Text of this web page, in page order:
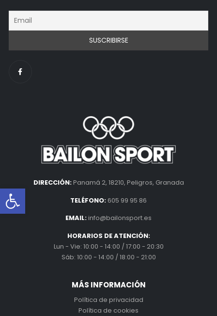
Abrir barra de herramientas
DIRECCIÓN:Panamá 2, 18210, Peligros, Granada
TELÉFONO: 605 99 95 86
EMAIL:info@bailonsport.es
HORARIOS DE ATENCIÓN:
Lun - Vie: 10:00 - 14:00 / 17:00 - 20:30
Sáb: 10:00 - 14:00 / 18:00 - 21:00
MÁS INFORMACIÓN
Política de privacidad
Política de cookies